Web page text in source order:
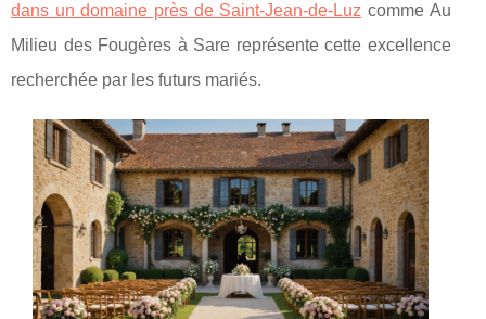
dans un domaine près de Saint-Jean-de-Luz comme Au
Milieu des Fougères à Sare représente cette excellence
recherchée par les futurs mariés.